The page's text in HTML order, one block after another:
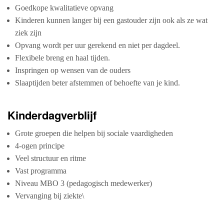
Goedkope kwalitatieve opvang
Kinderen kunnen langer bij een gastouder zijn ook als ze wat
ziek zijn
Opvang wordt per uur gerekend en niet per dagdeel.
Flexibele breng en haal tijden.
Inspringen op wensen van de ouders
Slaaptijden beter afstemmen of behoefte van je kind.
Kinderdagverblijf
Grote groepen die helpen bij sociale vaardigheden
4-ogen principe
Veel structuur en ritme
Vast programma
Niveau MBO 3 (pedagogisch medewerker)
Vervanging bij ziekte\